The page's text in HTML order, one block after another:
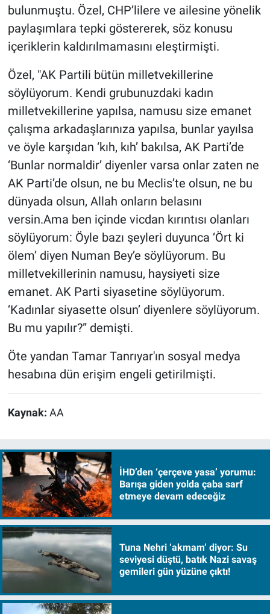
bulunmuştu. Özel, CHP’lilere ve ailesine yönelik
paylaşımlara tepki göstererek, söz konusu
içeriklerin kaldırılmamasını eleştirmişti.
Özel, "AK Partili bütün milletvekillerine
söylüyorum. Kendi grubunuzdaki kadın
milletvekillerine yapılsa, namusu size emanet
çalışma arkadaşlarınıza yapılsa, bunlar yayılsa
ve öyle karşıdan ‘kıh, kıh’ bakılsa, AK Parti’de
‘Bunlar normaldir’ diyenler varsa onlar zaten ne
AK Parti’de olsun, ne bu Meclis’te olsun, ne bu
dünyada olsun, Allah onların belasını
versin.Ama ben içinde vicdan kırıntısı olanları
söylüyorum: Öyle bazı şeyleri duyunca ‘Ört ki
ölem’ diyen Numan Bey’e söylüyorum. Bu
milletvekillerinin namusu, haysiyeti size
emanet. AK Parti siyasetine söylüyorum.
‘Kadınlar siyasette olsun’ diyenlere söylüyorum.
Bu mu yapılır?” demişti.
Öte yandan Tamar Tanrıyar'ın sosyal medya
hesabına dün erişim engeli getirilmişti.
Kaynak: AA
İHD’den ‘çerçeve yasa’ yorumu:
Barışa giden yolda çaba sarf
etmeye devam edeceğiz
Tuna Nehri ‘akmam’ diyor: Su
seviyesi düştü, batık Nazi savaş
gemileri gün yüzüne çıktı!